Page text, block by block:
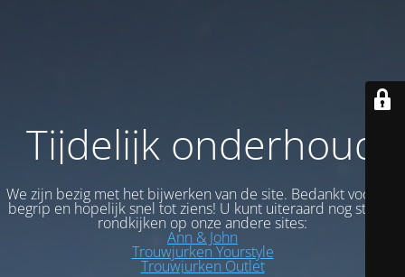
Tijdelijk onderhoud
We zijn bezig met het bijwerken van de site. Bedankt voor uw
begrip en hopelijk snel tot ziens! U kunt uiteraard nog steeds
rondkijken op onze andere sites:
Ann & John
Trouwjurken Yourstyle
Trouwjurken Outlet